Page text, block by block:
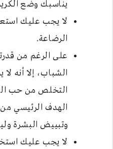
يناسبك وضع
لا يجب عليك
الرضاعة.
على الرغم من
الشباب، إلا أنه
التخلص من حب
الهدف الرئيسي
وتبييض البشرة
لا يجب عليك